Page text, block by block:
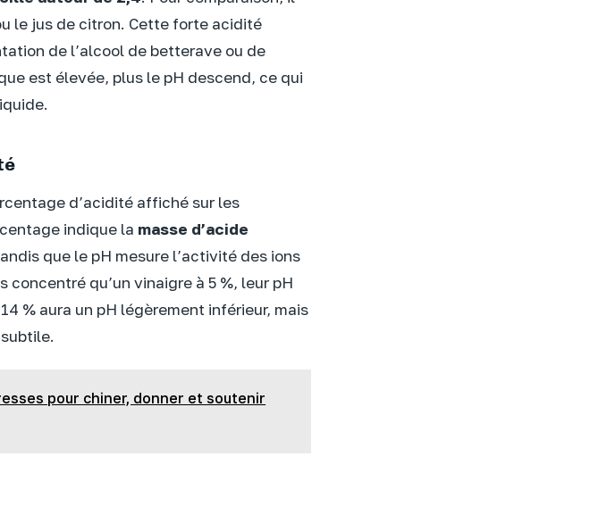
le jus de citron. Cette forte acidité
de l’alcool de betterave ou de
est élevée, plus le pH descend, ce qui
d’acidité affiché sur les
indique la masse d’acide
que le pH mesure l’activité des ions
concentré qu’un vinaigre à 5 %, leur pH
% aura un pH légèrement inférieur, mais
pour chiner, donner et soutenir